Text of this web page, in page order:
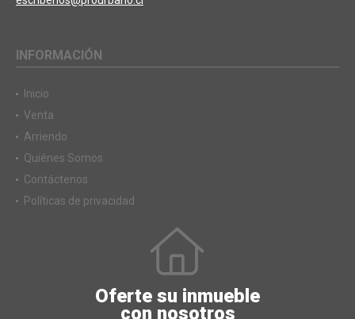
INFORMACIÓN
Inicio
Venta
Arriendo
Quiénes Somos
Contáctenos
Políticas de privacidad
Oferte su inmueble
con nosotros